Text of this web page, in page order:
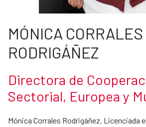
MÓNICA CORRALES
RODRIGÁÑEZ
Directora de
Sectorial, Europea y
Mónica Corrales Rodrigáñez. Licenciada